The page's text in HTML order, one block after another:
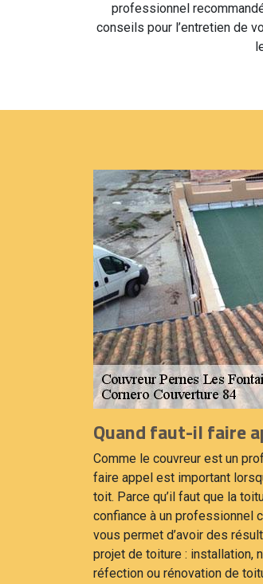
professionnel
conseils pour l’entretien de
Quand faut-il faire
Comme le couvreur est un
faire appel est important
toit. Parce qu’il faut que la
confiance à un professionnel
vous permet d’avoir des
projet de toiture : installation,
réfection ou rénovation de